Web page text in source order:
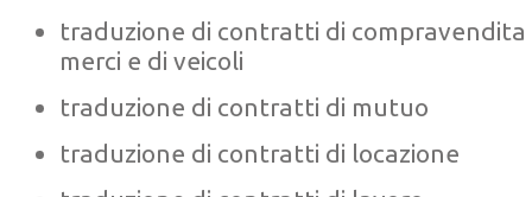
traduzione di contratti di compravendita
merci e di veicoli
traduzione di contratti di mutuo
traduzione di contratti di locazione